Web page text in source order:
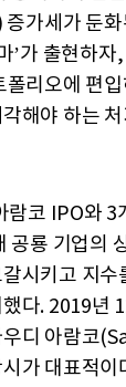
가세가 둔
’가 출현하
폴리오에 편
해야 하는
람코 IPO와 3
공룡 기업의
시키고 지
다. 2019년
우디 아람코
가 대표적이